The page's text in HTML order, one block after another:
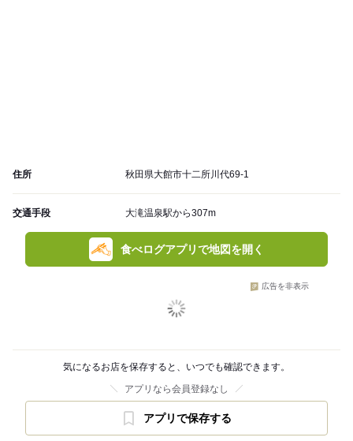
住所 秋田県大館市十二所川代69-1
交通手段 大滝温泉駅から307m
食べログアプリで地図を開く
広告を非表示
気になるお店を保存すると、いつでも確認できます。
アプリなら会員登録なし
アプリで保存する